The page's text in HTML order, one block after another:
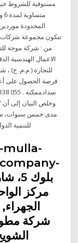
مستوفية للشروط
المحدودة موردين
من : شركة موجة
الاعمال الهندسية
للتجارة ( م.م. ح) ،
فرصة الحصول على
مدى خمس سنوات،
للتنمية
مركز
شركة
الشويخ 3. شارع الجهراء،